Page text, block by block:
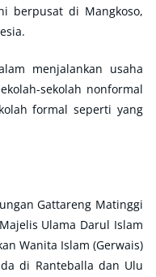
berpusat di Mangkoso,
menjalankan usaha
sekolah nonformal
formal seperti yang
Gattareng Matinggi
Ulama Darul Islam
Wanita Islam (Gerwais)
di Ranteballa dan Ulu